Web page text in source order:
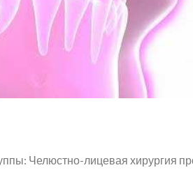
Челюстно-лицевая хирургия